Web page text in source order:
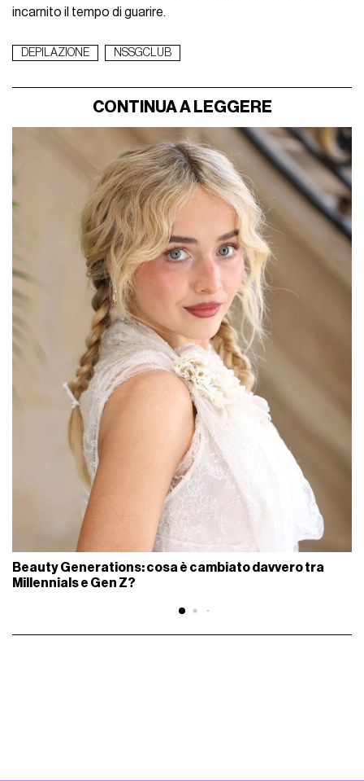
incarnito il tempo di guarire.
DEPILAZIONE NSSGCLUB
CONTINUA A LEGGERE
Beauty Generations: cosa è cambiato davvero tra
Millennials e Gen Z?